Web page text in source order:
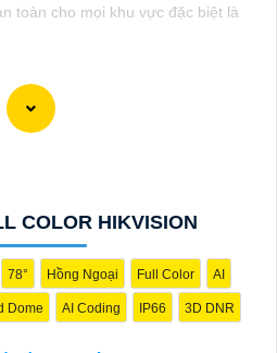
toàn cho mọi khu vực đặc biệt là
được hình ảnh rõ nét.
bảo lắp camera ở những vị trí
khu vực cần giám sát, đặc biệt là
như cửa ra vào, sân thượng, khu
COLOR HIKVISION
78° Hồng Ngoại Full Color AI
Dome AI Coding IP66 3D DNR